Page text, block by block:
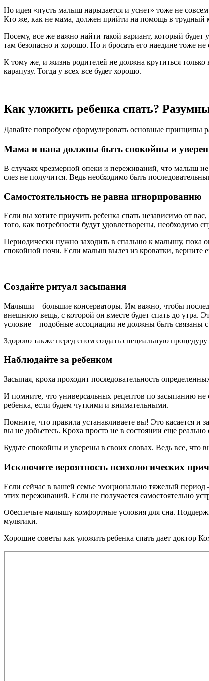
Но идея «пусть малыш нарыдается и уснет» тоже не
Кто же, как не мама, должен прийти на помощь в трудный
Посему, все же важно найти такой вариант, который
там безопасно и хорошо. Но и бросать его наедине тоже не
К тому же, и жизнь родителей не должна крутиться
карапузу. Тогда у всех все будет хорошо.
Как уложить ребенка спать?
Давайте попробуем сформулировать основные принципы
Мама и папа должны быть спокойны и
В случаях чрезмерной опеки и переживаний, что малыш
слез не получится. Ведь необходимо быть
Самостоятельность не равна игнорированию
Если вы хотите приучить ребенка спать независимо от
того, как потребности будут удовлетворены, необходимо
Периодически нужно заходить в спальню к малышу, пока
спокойной ночи. Если малыш вылез из кроватки, верните
Создайте ритуал засыпания
Малыши – большие консерваторы. Им важно, чтобы
внешнюю вещь, с которой он вместе будет спать до утра.
условие – подобные ассоциации не должны быть связаны
Здорово также перед сном создать специальную
Наблюдайте за ребенком
Засыпая, кроха проходит последовательность
И помните, что универсальных рецептов по засыпанию
ребенка, если будем чуткими и внимательными.
Помните, что правила устанавливаете вы! Это касается и
вы не добьетесь. Кроха просто не в состоянии еще
Будьте спокойны и уверены в своих словах. Ведь все, что
Исключите вероятность психологических
Если сейчас в вашей семье эмоционально тяжелый период
этих переживаний. Если не получается самостоятельно
Обеспечьте малышу комфортные условия для сна.
мультики.
Хорошие советы как уложить ребенка спать дает доктор